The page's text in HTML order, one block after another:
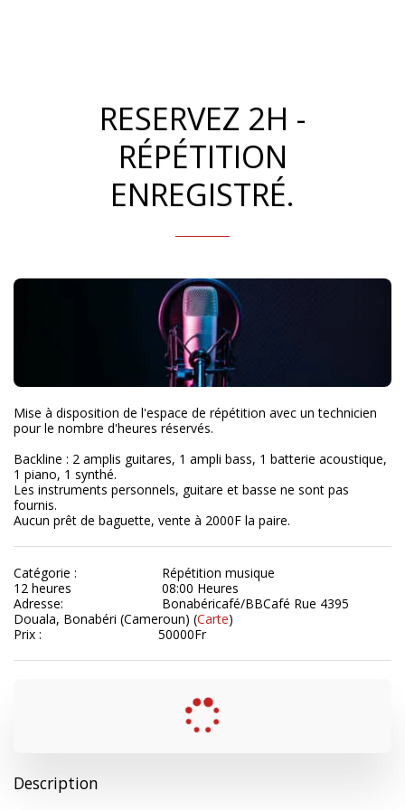
RESERVEZ 2H -
RÉPÉTITION
ENREGISTRÉ.
Mise à disposition de l'espace de répétition avec un technicien
pour le nombre d'heures réservés.
Backline : 2 amplis guitares, 1 ampli bass, 1 batterie acoustique,
1 piano, 1 synthé.
Les instruments personnels, guitare et basse ne sont pas
fournis.
Aucun prêt de baguette, vente à 2000F la paire.
Catégorie :
Répétition musique
12 heures
08:00 Heures
Adresse:
Bonabéricafé/BBCafé Rue 4395
Douala, Bonabéri (Cameroun) (Carte)
Prix :
50000Fr
Description